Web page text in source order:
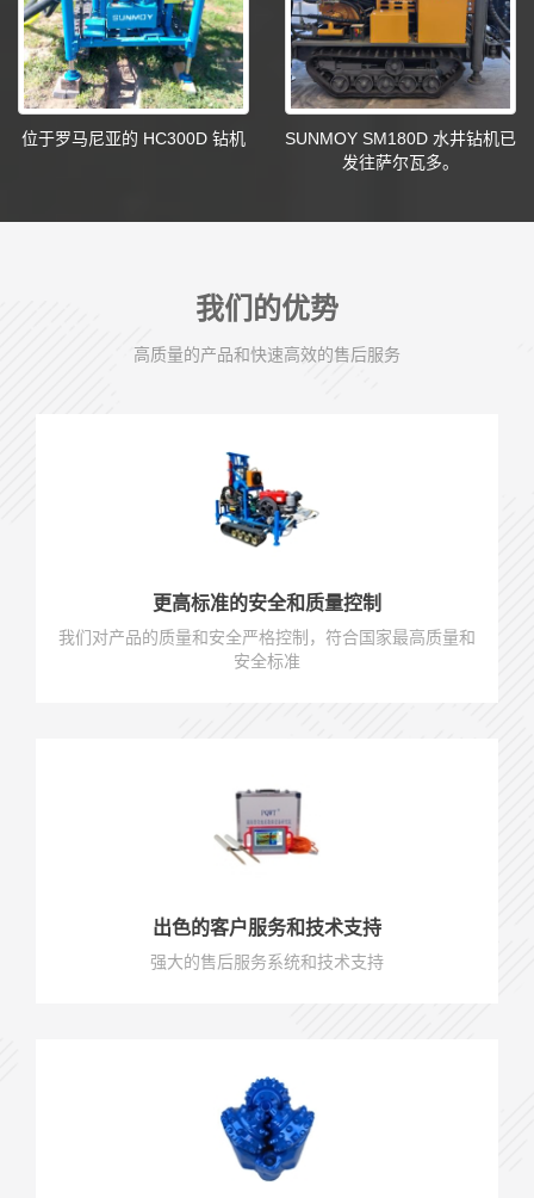
位于罗马尼亚的 HC300D 钻机
SUNMOY SM180D 水井钻机已
发往萨尔瓦多。
我们的优势
高质量的产品和快速高效的售后服务
更高标准的安全和质量控制
我们对产品的质量和安全严格控制，符合国家最高质量和
安全标准
出色的客户服务和技术支持
强大的售后服务系统和技术支持